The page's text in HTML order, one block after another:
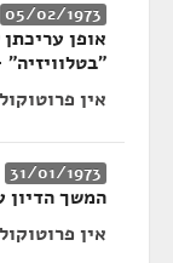
05/02/1973
אופן
אין פרוטוקול
31/01/1973
המשך הדיון
אין פרוטוקול